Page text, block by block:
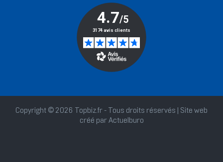
Copyright © 2026 Topbiz.fr - Tous droits réservés | Site web
créé par Actuelburo